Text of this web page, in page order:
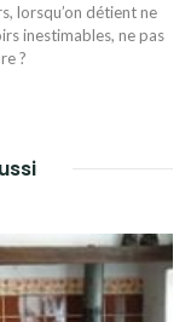
lorsqu’on détient ne
inestimables, ne pas
?